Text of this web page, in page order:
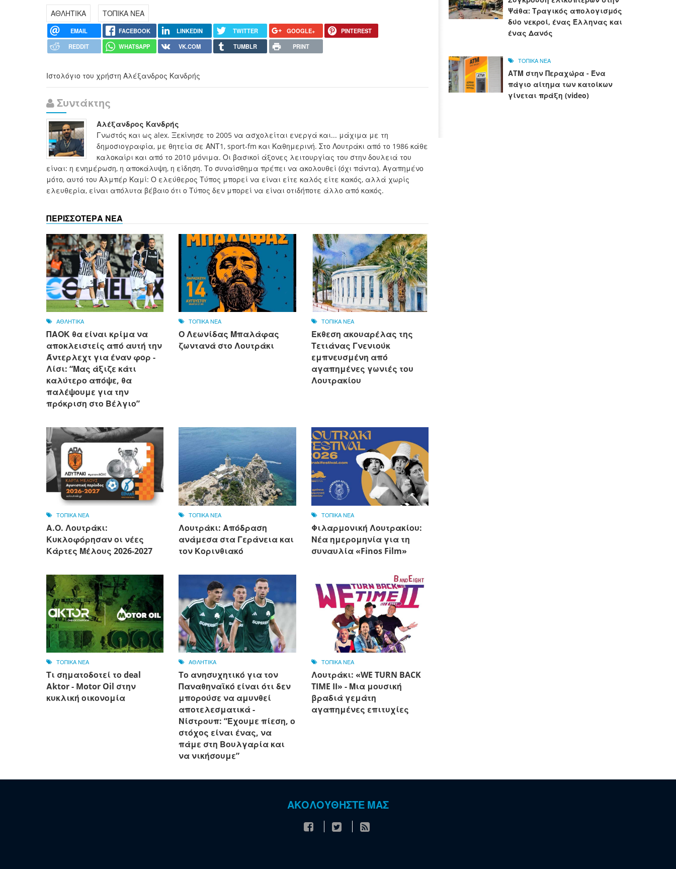
ΑΘΛΗΤΙΚΑ ΤΟΠΙΚΑ ΝΕΑ
EMAIL FACEBOOK LINKEDIN TWITTER GOOGLE+
PINTEREST
REDDIT
WHATSAPP VK.COM TUMBLR PRINT
Ιστολόγιο του χρήστη Αλέξανδρος Κανδρής
Συντάκτης
Αλέξανδρος Κανδρής
Γνωστός και ως alex. Ξεκίνησε το 2005 να ασχολείται ενεργά και... μάχιμα με τη
δημοσιογραφία, με θητεία σε ΑΝΤ1, sport-fm και Καθημερινή. Στο Λουτράκι από το 1986 κάθε
καλοκαίρι και από το 2010 μόνιμα. Οι βασικοί άξονες λειτουργίας του στην δουλειά του
είναι: η ενημέρωση, η αποκάλυψη, η είδηση. Το συναίσθημα πρέπει να ακολουθεί (όχι πάντα). Αγαπημένο
μότο, αυτό του Αλμπέρ Καμί: Ο ελεύθερος Τύπος μπορεί να είναι είτε καλός είτε κακός, αλλά χωρίς
ελευθερία, είναι απόλυτα βέβαιο ότι ο Τύπος δεν μπορεί να είναι οτιδήποτε άλλο από κακός.
ΠΕΡΙΣΣΟΤΕΡΑ ΝΕΑ
ΑΘΛΗΤΙΚΑ
ΠΑΟΚ θα είναι κρίμα να
αποκλειστείς από αυτή την
Άντερλεχτ για έναν φορ - ​​
Λίσι: “Μας άξιζε κάτι
καλύτερο απόψε, θα
παλέψουμε για την
πρόκριση στο Βέλγιο”
ΤΟΠΙΚΑ ΝΕΑ
Ο Λεωνίδας Μπαλάφας
ζωντανά στο Λουτράκι
ΤΟΠΙΚΑ ΝΕΑ
Έκθεση ακουαρέλας της
Τετιάνας Γνενιούκ
εμπνευσμένη από
αγαπημένες γωνιές του
Λουτρακίου
ΤΟΠΙΚΑ ΝΕΑ
Α.Ο. Λουτράκι:
Κυκλοφόρησαν οι νέες
Κάρτες Μέλους 2026-2027
ΤΟΠΙΚΑ ΝΕΑ
Λουτράκι: Απόδραση
ανάμεσα στα Γεράνεια και
τον Κορινθιακό
ΤΟΠΙΚΑ ΝΕΑ
Φιλαρμονική Λουτρακίου:
Νέα ημερομηνία για τη
συναυλία «Finos Film»
ΤΟΠΙΚΑ ΝΕΑ
Τι σηματοδοτεί το deal
Αktor - Motor Oil στην
κυκλική οικονομία
ΑΘΛΗΤΙΚΑ
Το ανησυχητικό για τον
Παναθηναϊκό είναι ότι δεν
μπορούσε να αμυνθεί
αποτελεσματικά -
Νίστρουπ: “Έχουμε πίεση, ο
στόχος είναι ένας, να
πάμε στη Βουλγαρία και
να νικήσουμε”
ΤΟΠΙΚΑ ΝΕΑ
Λουτράκι: «WE TURN BACK
TIME II» - Μια μουσική
βραδιά γεμάτη
αγαπημένες επιτυχίες
Ψάθα: Τραγικός απολογισμός
δύο νεκροί, ένας Έλληνας και
ένας Δανός
ΤΟΠΙΚΑ ΝΕΑ
ΑΤΜ στην Περαχώρα - Ένα
πάγιο αίτημα των κατοίκων
γίνεται πράξη (video)
ΑΚΟΛΟΥΘΗΣΤΕ ΜΑΣ